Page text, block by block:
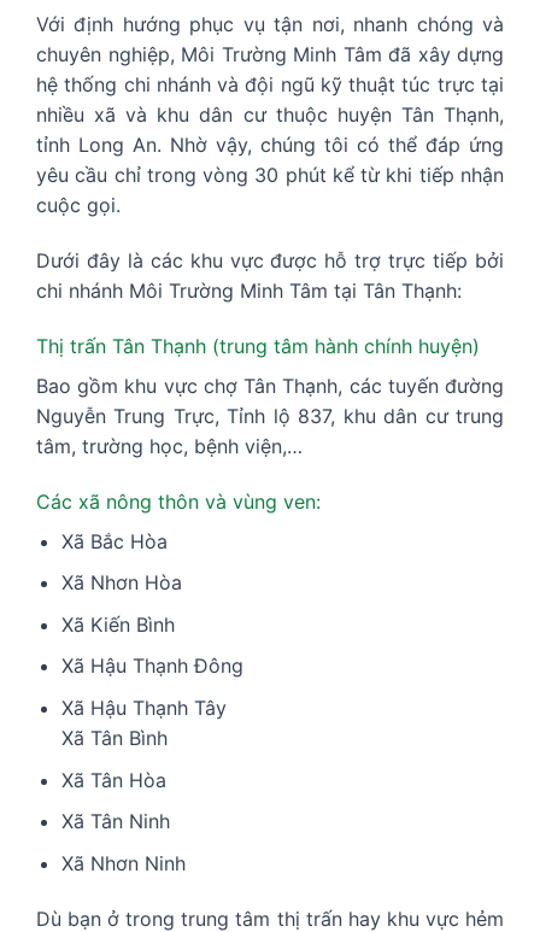
Với định hướng phục vụ tận nơi, nhanh chóng và
chuyên nghiệp, Môi Trường Minh Tâm đã xây dựng
hệ thống chi nhánh và đội ngũ kỹ thuật túc trực tại
nhiều xã và khu dân cư thuộc huyện Tân Thạnh,
tỉnh Long An. Nhờ vậy, chúng tôi có thể đáp ứng
yêu cầu chỉ trong vòng 30 phút kể từ khi tiếp nhận
cuộc gọi.
Dưới đây là các khu vực được hỗ trợ trực tiếp bởi
chi nhánh Môi Trường Minh Tâm tại Tân Thạnh:
Thị trấn Tân Thạnh (trung tâm hành chính huyện)
Bao gồm khu vực chợ Tân Thạnh, các tuyến đường
Nguyễn Trung Trực, Tỉnh lộ 837, khu dân cư trung
tâm, trường học, bệnh viện,…
Các xã nông thôn và vùng ven:
Xã Bắc Hòa
Xã Nhơn Hòa
Xã Kiến Bình
Xã Hậu Thạnh Đông
Xã Hậu Thạnh Tây
Xã Tân Bình
Xã Tân Hòa
Xã Tân Ninh
Xã Nhơn Ninh
Dù bạn ở trong trung tâm thị trấn hay khu vực hẻm